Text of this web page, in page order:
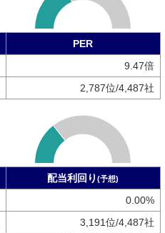
PER
9.47倍
2,787位/4,487社
配当利回り (予想)
0.00%
3,191位/4,487社